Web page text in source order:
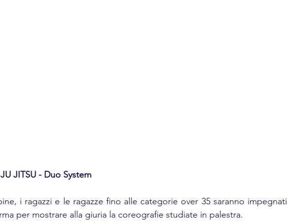
JITSU - Duo System
i ragazzi e le ragazze fino alle categorie over 35 saranno impegnati
per mostrare alla giuria la coreografie studiate in palestra.